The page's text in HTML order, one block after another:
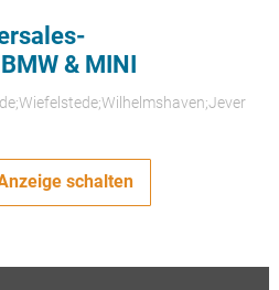
& MINI
schalten